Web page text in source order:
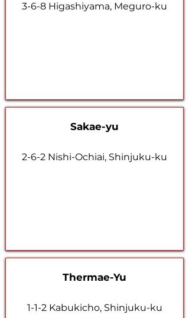
3-6-8 Higashiyama, Meguro-ku
Sakae-yu
2-6-2 Nishi-Ochiai, Shinjuku-ku
Thermae-Yu
1-1-2 Kabukicho, Shinjuku-ku